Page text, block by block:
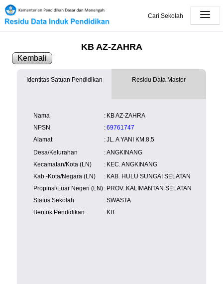
Cari Sekolah
KB AZ-ZAHRA
Kembali
Identitas Satuan Pendidikan
Nama : KB AZ-ZAHRA
NPSN
:69761747
Alamat
:JL. A YANI KM.8,5
Desa/Kelurahan
:ANGKINANG
Kecamatan/Kota (LN)
: KEC. ANGKINANG
Kab.-Kota/Negara (LN)
: KAB. HULU SUNGAI SELATAN
Propinsi/Luar Negeri (LN) : PROV. KALIMANTAN SELATAN
Status Sekolah
:SWASTA
Bentuk Pendidikan
: KB
Residu Data Master